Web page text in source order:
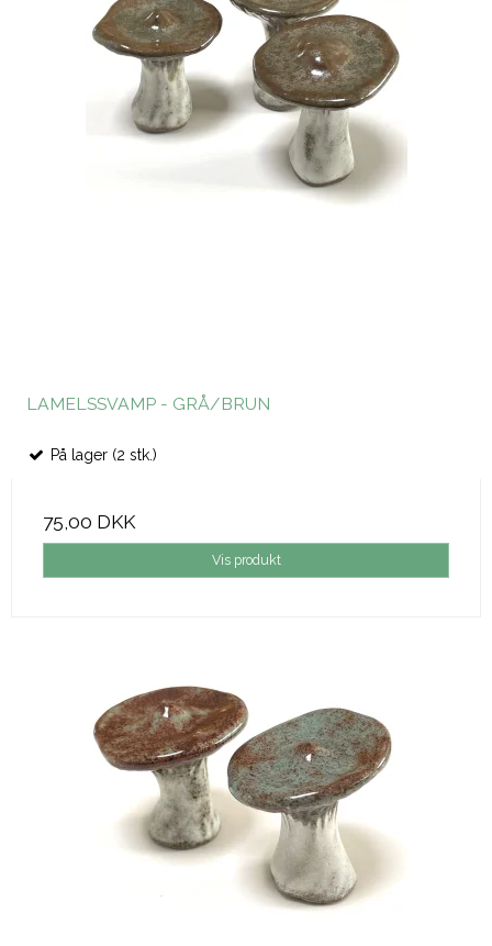
LAMELSSVAMP - GRÅ/BRUN
På lager (2 stk.)
75,00 DKK
Vis produkt